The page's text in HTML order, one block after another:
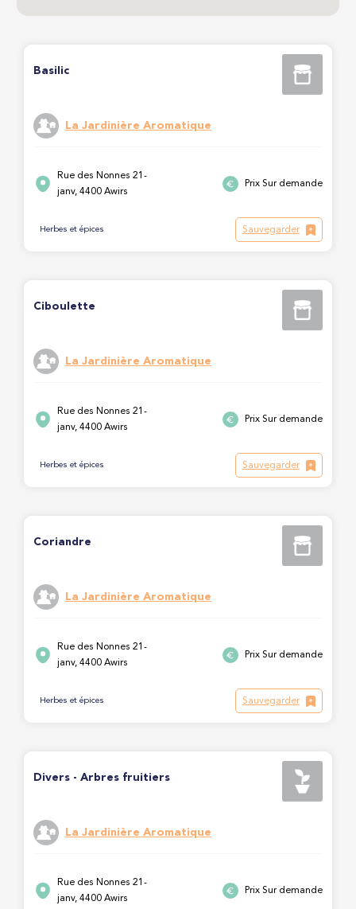
Basilic
La Jardinière Aromatique
Rue des Nonnes 21-
janv, 4400 Awirs
Prix Sur demande
Herbes et épices Sauvegarder
Ciboulette
La Jardinière Aromatique
Rue des Nonnes 21-
janv, 4400 Awirs
Prix Sur demande
Herbes et épices Sauvegarder
Coriandre
La Jardinière Aromatique
Rue des Nonnes 21-
janv, 4400 Awirs
Prix Sur demande
Herbes et épices Sauvegarder
Divers - Arbres fruitiers
La Jardinière Aromatique
Rue des Nonnes 21-
janv, 4400 Awirs
Prix Sur demande